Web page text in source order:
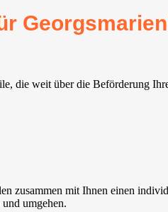
die weit über die Beförderung
zusammen mit Ihnen einen
umgehen.